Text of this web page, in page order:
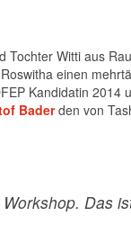
Tochter Witti aus
einen
Kandidatin 2014
Bader den von
Das